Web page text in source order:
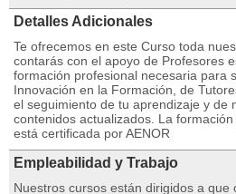
Detalles Adicionales
Te ofrecemos en este Curso toda
contarás con el apoyo de Profesores
formación profesional necesaria para
Innovación en la Formación, de
el seguimiento de tu aprendizaje y de
contenidos actualizados. La
está certificada por AENOR
Empleabilidad y Trabajo
Nuestros cursos están dirigidos a que